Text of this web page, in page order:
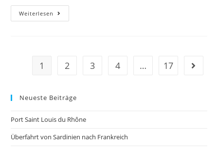
Weiterlesen
1 2 3 4 … 17
Neueste Beiträge
Port Saint Louis du Rhône
Überfahrt von Sardinien nach Frankreich